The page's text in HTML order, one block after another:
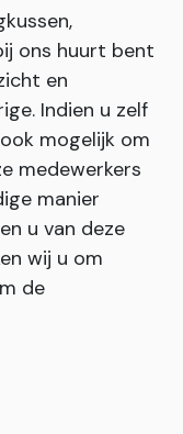
ons huurt bent
en
Indien u zelf
mogelijk om
medewerkers
manier
u van deze
wij u om
de